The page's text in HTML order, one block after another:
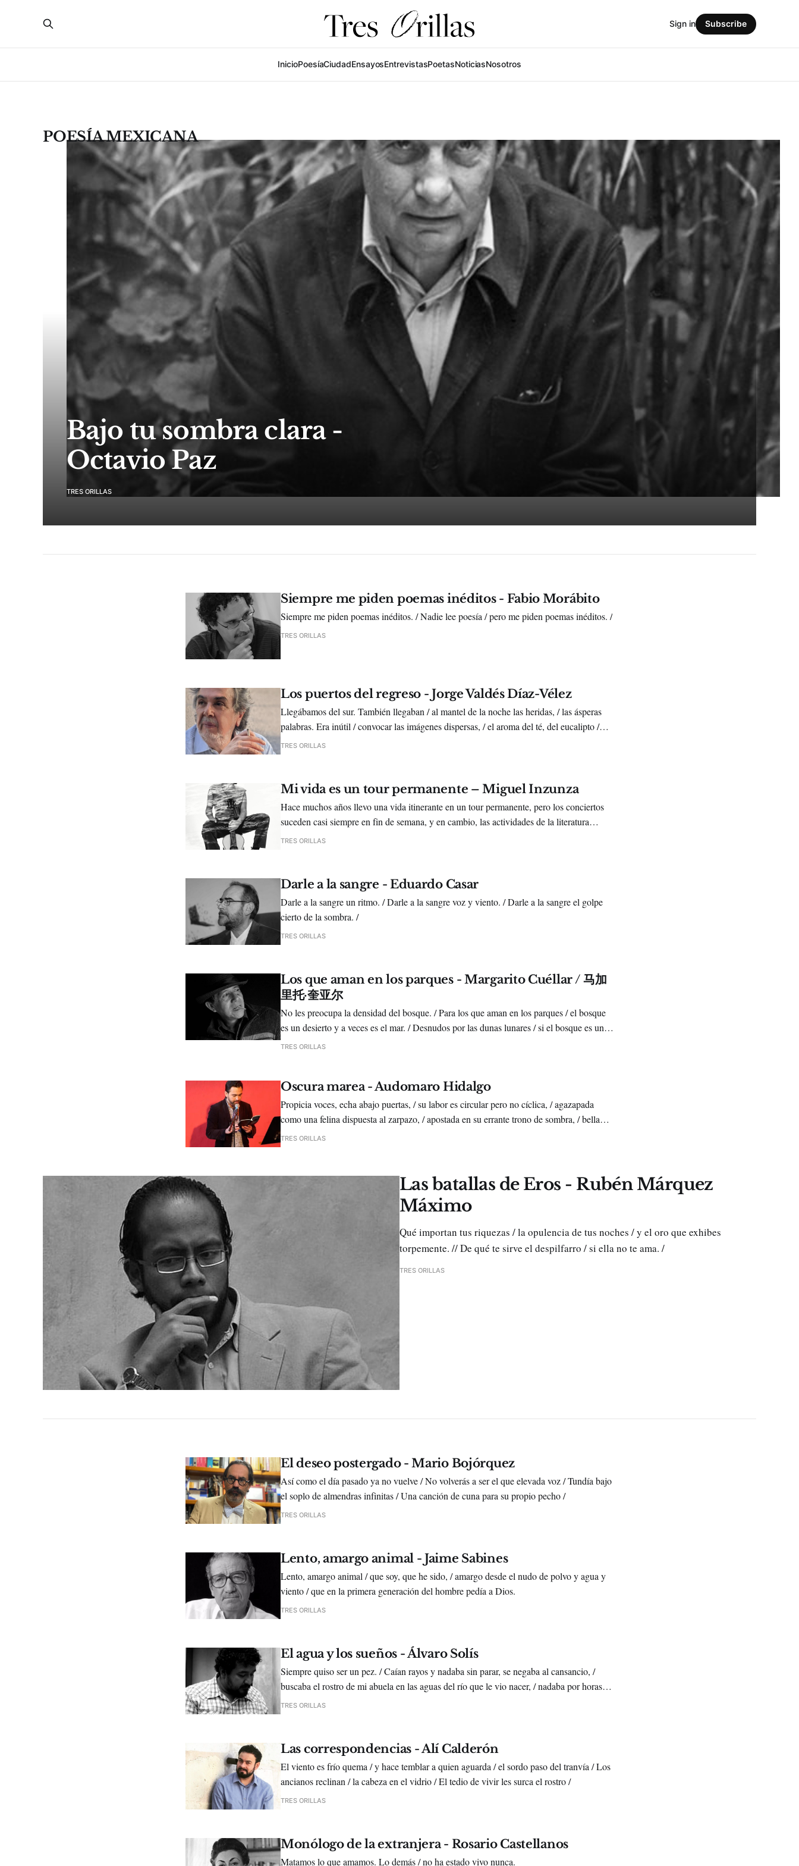
InicioPoesíaCiudadEnsayosEntrevistasPoetasNoticiasNosotros
Sign in Subscribe
POESÍA MEXICANA
Bajo tu sombra clara -
Octavio Paz
TRES ORILLAS
Siempre me piden poemas inéditos - Fabio Morábito
Siempre me piden poemas inéditos. / Nadie lee poesía / pero me piden poemas inéditos. /
TRES ORILLAS
Los puertos del regreso - Jorge Valdés Díaz-Vélez
Llegábamos del sur. También llegaban / al mantel de la noche las heridas, / las ásperas
palabras. Era inútil / convocar las imágenes dispersas, / el aroma del té, del eucalipto /
donde hablaba la bruma con sus hojas, /
TRES ORILLAS
Mi vida es un tour permanente – Miguel Inzunza
Hace muchos años llevo una vida itinerante en un tour permanente, pero los conciertos
suceden casi siempre en fin de semana, y en cambio, las actividades de la literatura
muchas veces están entre semana.
TRES ORILLAS
Darle a la sangre - Eduardo Casar
Darle a la sangre un ritmo. / Darle a la sangre voz y viento. / Darle a la sangre el golpe
cierto de la sombra. /
TRES ORILLAS
Los que aman en los parques - Margarito Cuéllar / 马加
里托·奎亚尔
No les preocupa la densidad del bosque. / Para los que aman en los parques / el bosque
es un desierto y a veces es el mar. / Desnudos por las dunas lunares / si el bosque es un
desierto. /
TRES ORILLAS
Oscura marea - Audomaro Hidalgo
Propicia voces, echa abajo puertas, / su labor es circular pero no cíclica, / agazapada
como una felina dispuesta al zarpazo, / apostada en su errante trono de sombra, / bella
que no duerme y no desea ningún príncipe, /
TRES ORILLAS
Las batallas de Eros - Rubén Márquez
Máximo
Qué importan tus riquezas / la opulencia de tus noches / y el oro que exhibes
torpemente. // De qué te sirve el despilfarro / si ella no te ama. /
TRES ORILLAS
El deseo postergado - Mario Bojórquez
Así como el día pasado ya no vuelve / No volverás a ser el que elevada voz / Tundía bajo
el soplo de almendras infinitas / Una canción de cuna para su propio pecho /
TRES ORILLAS
Lento, amargo animal - Jaime Sabines
Lento, amargo animal / que soy, que he sido, / amargo desde el nudo de polvo y agua y
viento / que en la primera generación del hombre pedía a Dios.
TRES ORILLAS
El agua y los sueños - Álvaro Solís
Siempre quiso ser un pez. / Caían rayos y nadaba sin parar, se negaba al cansancio, /
buscaba el rostro de mi abuela en las aguas del río que le vio nacer, / nadaba por horas y
extrañas aletas se le emparejaban, / lo miraban como si fuera un pez /
TRES ORILLAS
Las correspondencias - Alí Calderón
El viento es frío quema / y hace temblar a quien aguarda / el sordo paso del tranvía / Los
ancianos reclinan / la cabeza en el vidrio / El tedio de vivir les surca el rostro /
TRES ORILLAS
Monólogo de la extranjera - Rosario Castellanos
Matamos lo que amamos. Lo demás / no ha estado vivo nunca.